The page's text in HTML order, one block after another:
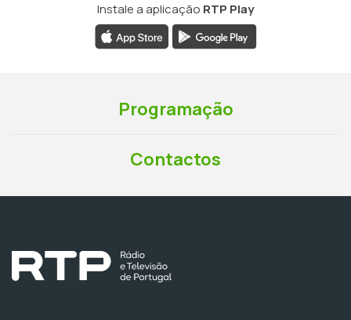
Instale a aplicação RTP Play
Programação
Contactos